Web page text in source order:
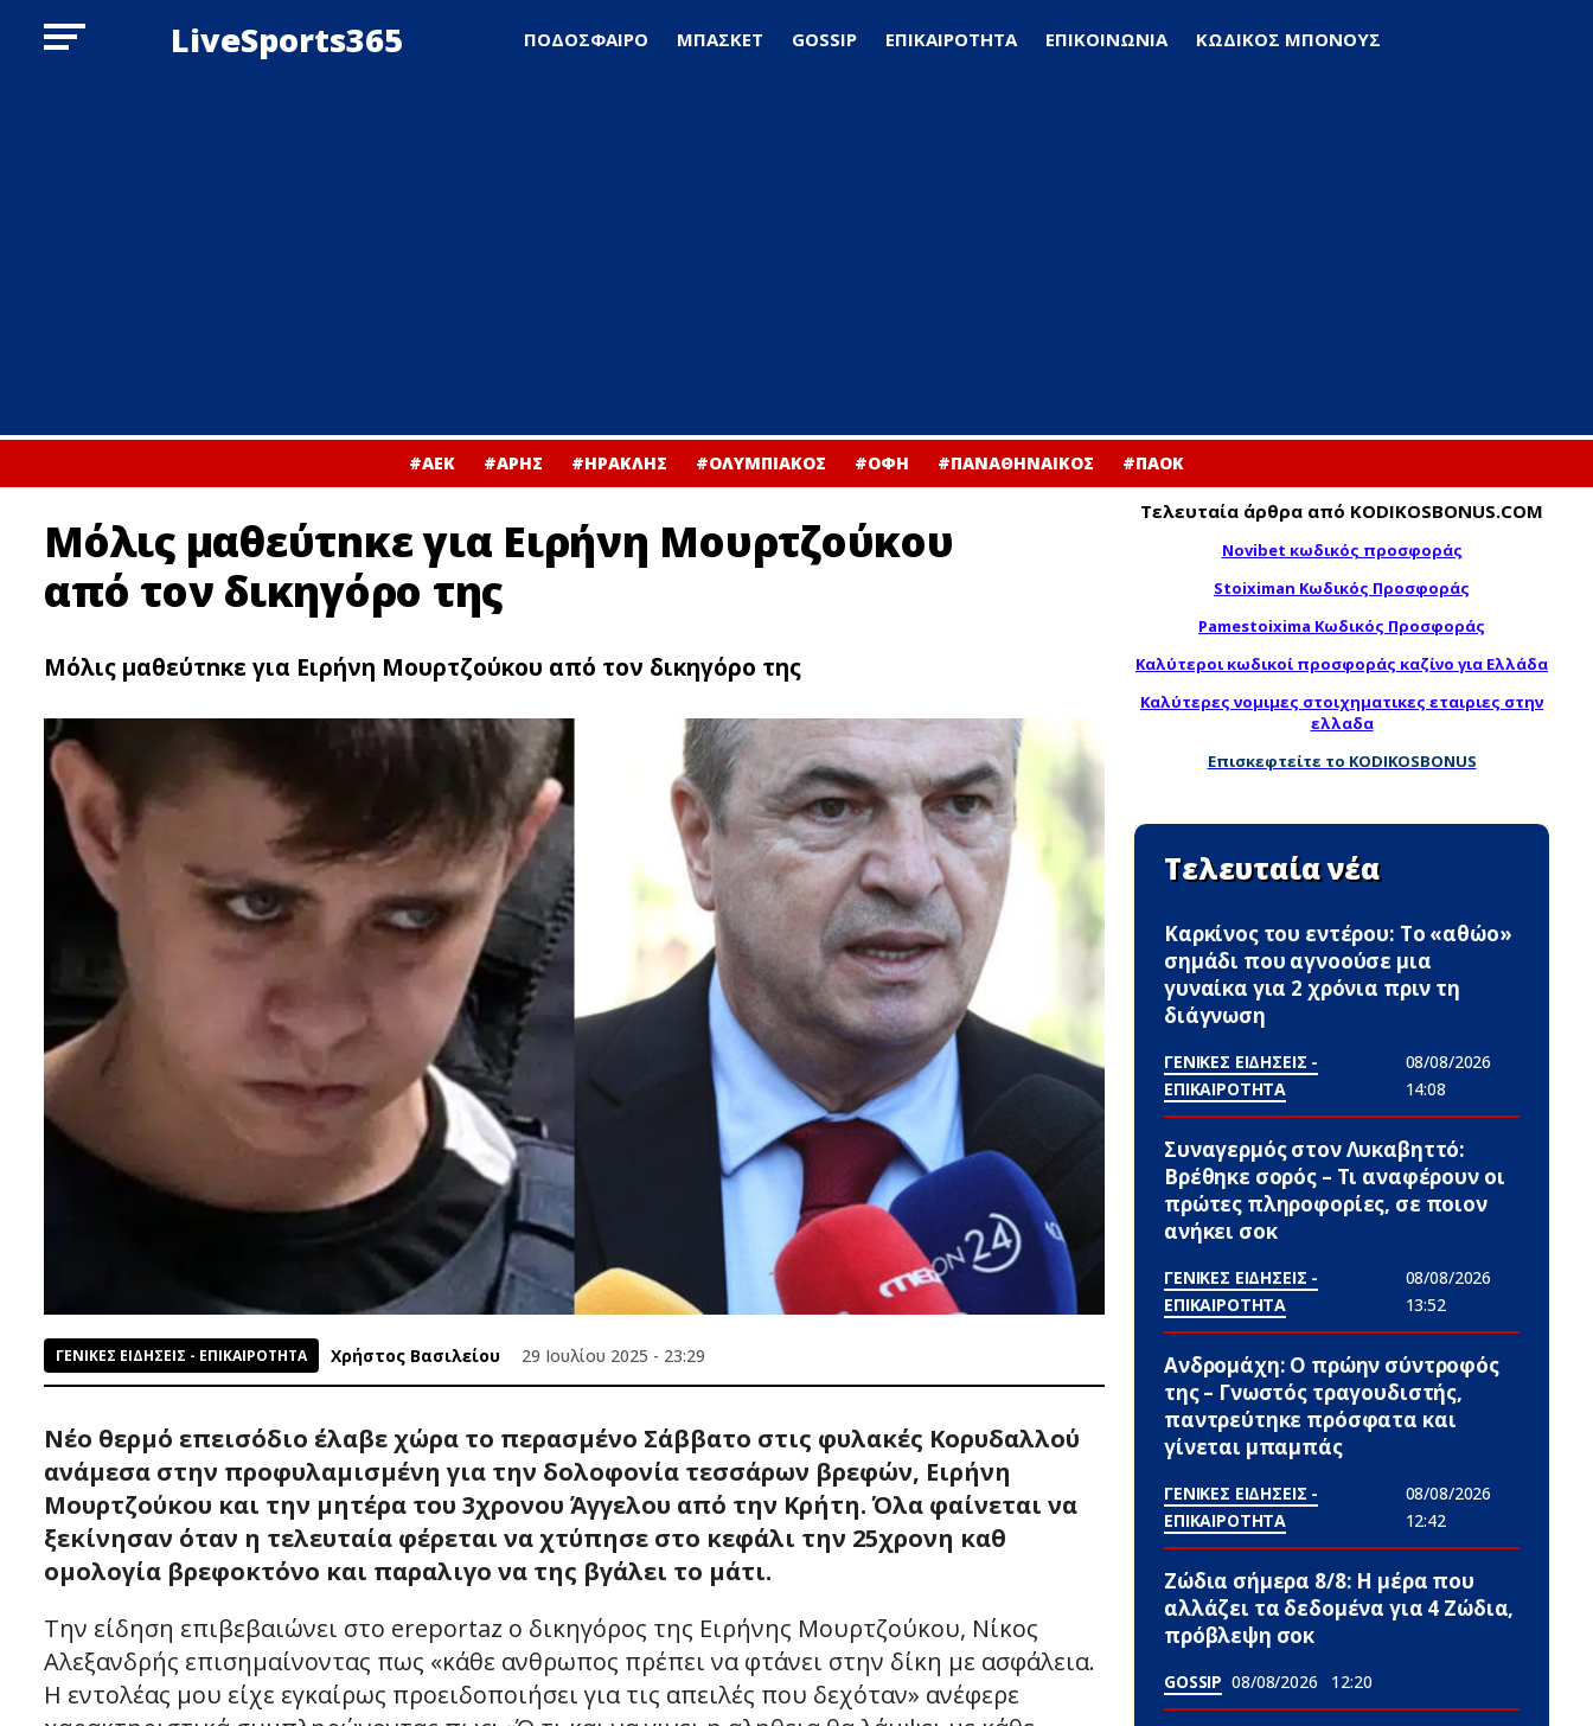
LiveSports365 ΠΟΔΟΣΦΑΙΡΟ ΜΠΑΣΚΕΤ GOSSIP ΕΠΙΚΑΙΡΟΤΗΤΑ ΕΠΙΚΟΙΝΩΝΙΑ ΚΩΔΙΚΟΣ ΜΠΟΝΟΥΣ
#ΑΕΚ #ΑΡΗΣ #ΗΡΑΚΛΗΣ #ΟΛΥΜΠΙΑΚΟΣ #ΟΦΗ #ΠΑΝΑΘΗΝΑΙΚΟΣ #ΠΑΟΚ
Μόλις μαθεύτnκε για Ειρήνη Μουρτζούκου
από τον δικηγόρο της
Μόλις μαθεύτnκε για Ειρήνη Μουρτζούκου από τον δικηγόρο της
ΓΕΝΙΚΕΣ ΕΙΔΗΣΕΙΣ - ΕΠΙΚΑΙΡΟΤΗΤΑ Χρήστος Βασιλείου 29 Ιουλίου 2025 - 23:29
Νέο θερμό επεισόδιο έλαβε χώρα το περασμένο Σάββατο στις φυλακές Κορυδαλλού
ανάμεσα στην προφυλαμισμένη για την δολοφονία τεσσάρων βρεφών, Ειρήνη
Μουρτζούκου και την μητέρα του 3χρονου Άγγελου από την Κρήτη. Όλα φαίνεται να
ξεκίνησαν όταν η τελευταία φέρεται να χτύπησε στο κεφάλι την 25χρονη καθ
ομολογία βρεφοκτόνο και παραλιγο να της βγάλει το μάτι.
Την είδηση επιβεβαιώνει στο ereportaz ο δικηγόρος της Ειρήνης Μουρτζούκου, Νίκος
Αλεξανδρής επισημαίνοντας πως «κάθε ανθρωπος πρέπει να φτάνει στην δίκη με ασφάλεια.
Η εντολέας μου είχε εγκαίρως προειδοποιήσει για τις απειλές που δεχόταν» ανέφερε
Τελευταία άρθρα από KODIKOSBONUS.COM
Novibet κωδικός προσφοράς
Stoiximan Κωδικός Προσφοράς
Pamestoixima Κωδικός Προσφοράς
Καλύτεροι κωδικοί προσφοράς καζίνο για Ελλάδα
Καλύτερες νομιμες στοιχηματικες εταιριες στην
ελλαδα
Επισκεφτείτε το KODIKOSBONUS
Τελευταία νέα
Καρκίνος του εντέρου: Το «αθώο»
σημάδι που αγνοούσε μια
γυναίκα για 2 χρόνια πριν τη
διάγνωση
ΓΕΝΙΚΕΣ ΕΙΔΗΣΕΙΣ -
ΕΠΙΚΑΙΡΟΤΗΤΑ
08/08/2026
14:08
Συναγερμός στον Λυκαβηττό:
Βρέθηκε σορός – Τι αναφέρουν οι
πρώτες πληροφορίες, σε ποιον
ανήκει σoκ
ΓΕΝΙΚΕΣ ΕΙΔΗΣΕΙΣ -
ΕΠΙΚΑΙΡΟΤΗΤΑ
08/08/2026
13:52
Ανδρομάχη: Ο πρώην σύντροφός
της – Γνωστός τραγουδιστής,
παντρεύτηκε πρόσφατα και
γίνεται μπαμπάς
ΓΕΝΙΚΕΣ ΕΙΔΗΣΕΙΣ -
ΕΠΙΚΑΙΡΟΤΗΤΑ
08/08/2026
12:42
Ζώδια σήμερα 8/8: Η μέρα που
αλλάζει τα δεδομένα για 4 Zώδια,
πρόβλεψη σoκ
GOSSIP 08/08/2026 12:20